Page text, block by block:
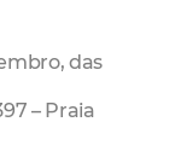
das
– Praia